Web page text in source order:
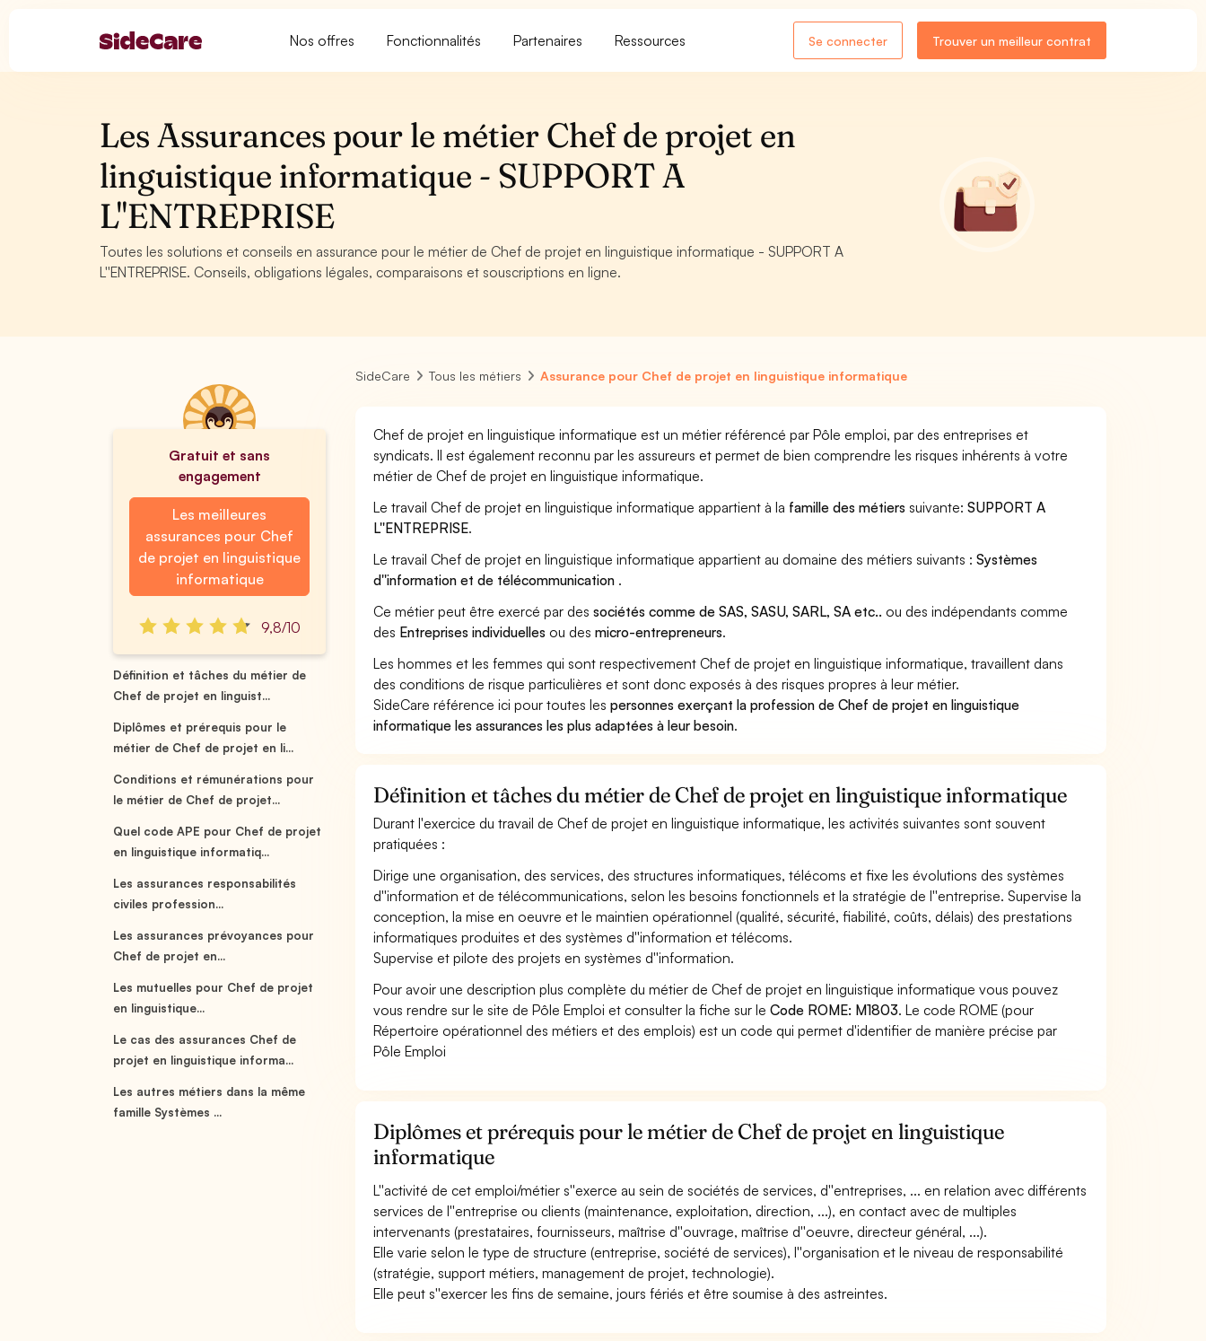
Nos offres Fonctionnalités Partenaires Ressources Se connecter Trouver un meilleur contrat
Les Assurances pour le métier Chef de projet en
linguistique informatique - SUPPORT A
L''ENTREPRISE
Toutes les solutions et conseils en assurance pour le métier de Chef de projet en linguistique informatique - SUPPORT A
L''ENTREPRISE. Conseils, obligations légales, comparaisons et souscriptions en ligne.
Gratuit et sans
engagement
Les meilleures
assurances pour Chef
de projet en linguistique
informatique
9,8/10
Définition et tâches du métier de
Chef de projet en linguist...
Diplômes et prérequis pour le
métier de Chef de projet en li...
Conditions et rémunérations pour
le métier de Chef de projet...
Quel code APE pour Chef de projet
en linguistique informatiq...
Les assurances responsabilités
civiles profession...
Les assurances prévoyances pour
Chef de projet en...
Les mutuelles pour Chef de projet
en linguistique...
Le cas des assurances Chef de
projet en linguistique informa...
Les autres métiers dans la même
famille Systèmes ...
SideCare Tous les métiers Assurance pour Chef de projet en linguistique informatique
Chef de projet en linguistique informatique est un métier référencé par Pôle emploi, par des entreprises et
syndicats. Il est également reconnu par les assureurs et permet de bien comprendre les risques inhérents à votre
métier de Chef de projet en linguistique informatique.
Le travail Chef de projet en linguistique informatique appartient à la famille des métiers suivante:SUPPORT A
L''ENTREPRISE.
Le travail Chef de projet en linguistique informatique appartient au domaine des métiers suivants :Systèmes
d''information et de télécommunication .
Ce métier peut être exercé par dessociétés comme de SAS, SASU, SARL, SA etc.. ou des indépendants comme
des Entreprises individuelles ou desmicro-entrepreneurs.
Les hommes et les femmes qui sont respectivement Chef de projet en linguistique informatique, travaillent dans
des conditions de risque particulières et sont donc exposés à des risques propres à leur métier.
SideCare référence ici pour toutes lespersonnes exerçant la profession de Chef de projet en linguistique
informatique les assurances les plus adaptées à leur besoin.
Définition et tâches du métier de Chef de projet en linguistique informatique
Durant l'exercice du travail de Chef de projet en linguistique informatique, les activités suivantes sont souvent
pratiquées :
Dirige une organisation, des services, des structures informatiques, télécoms et fixe les évolutions des systèmes
d''information et de télécommunications, selon les besoins fonctionnels et la stratégie de l''entreprise. Supervise la
conception, la mise en oeuvre et le maintien opérationnel (qualité, sécurité, fiabilité, coûts, délais) des prestations
informatiques produites et des systèmes d''information et télécoms.
Supervise et pilote des projets en systèmes d''information.
Pour avoir une description plus complète du métier de Chef de projet en linguistique informatique vous pouvez
vous rendre sur le site de Pôle Emploi et consulter la fiche sur leCode ROME: M1803. Le code ROME (pour
Répertoire opérationnel des métiers et des emplois) est un code qui permet d'identifier de manière précise par
Pôle Emploi
Diplômes et prérequis pour le métier de Chef de projet en linguistique
informatique
L''activité de cet emploi/métier s''exerce au sein de sociétés de services, d''entreprises, ... en relation avec différents
services de l''entreprise ou clients (maintenance, exploitation, direction, ...), en contact avec de multiples
intervenants (prestataires, fournisseurs, maîtrise d''ouvrage, maîtrise d''oeuvre, directeur général, ...).
Elle varie selon le type de structure (entreprise, société de services), l''organisation et le niveau de responsabilité
(stratégie, support métiers, management de projet, technologie).
Elle peut s''exercer les fins de semaine, jours fériés et être soumise à des astreintes.